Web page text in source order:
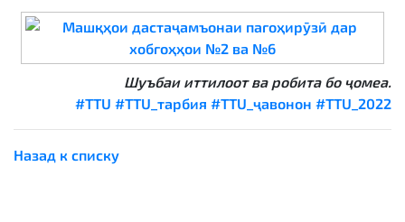
Шуъбаи иттилоот ва робита бо ҷомеа.
#TTU #TTU_тарбия #TTU_ҷавонон #TTU_2022
Назад к списку